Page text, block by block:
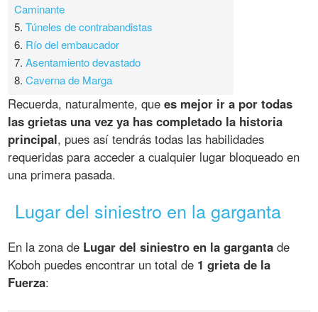
Caminante
5.Túneles de contrabandistas
6. Río del embaucador
7.Asentamiento devastado
8.Caverna de Marga
Recuerda, naturalmente, quees mejor ir a por todas
las grietas una vez ya has completado la historia
principal, pues así tendrás todas las habilidades
requeridas para acceder a cualquier lugar bloqueado en
una primera pasada.
Lugar del siniestro en la garganta
En la zona de Lugar del siniestro en la garganta de
Koboh puedes encontrar un total de 1 grieta de la
Fuerza: